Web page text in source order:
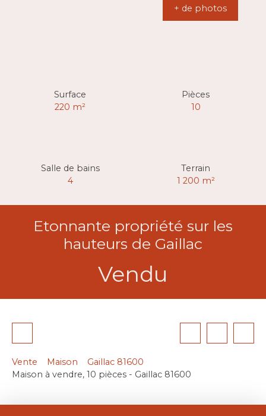
+ de photos
Surface
220 m²
Pièces
10
Salle de bains
4
Terrain
1 200 m²
Etonnante propriété sur les
hauteurs de Gaillac
Vendu
Vente Maison
Gaillac 81600
Maison à vendre, 10 pièces - Gaillac 81600